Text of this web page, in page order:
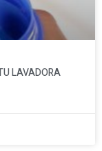
LAVADORA